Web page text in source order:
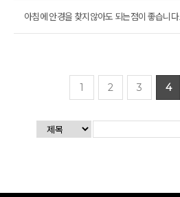
아침에 안경을 찾지않아도 되는점이 좋습니다.
1 2 3 4